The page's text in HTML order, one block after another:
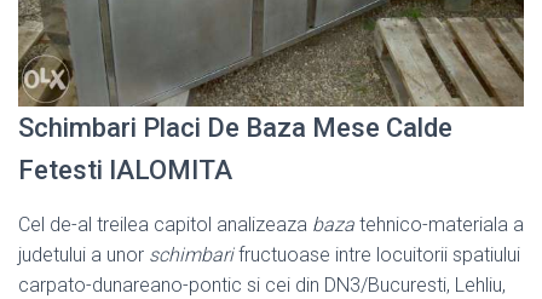
Schimbari Placi De Baza Mese Calde
Fetesti IALOMITA
Cel de-al treilea capitol analizeaza baza tehnico-materiala a
judetului a unor schimbarifructuoase intre locuitorii spatiului
carpato-dunareano-pontic si cei din DN3/Bucuresti, Lehliu,